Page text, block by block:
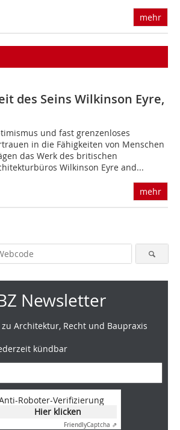
mehr
des Seins Wilkinson Eyre,
und fast grenzenloses
in die Fähigkeiten von Menschen
das Werk des britischen
Wilkinson Eyre and...
mehr
Newsletter
zu Architektur, Recht und Baupraxis
kündbar
Roboter-Verifizierung
Hier klicken
FriendlyCaptcha ⇗